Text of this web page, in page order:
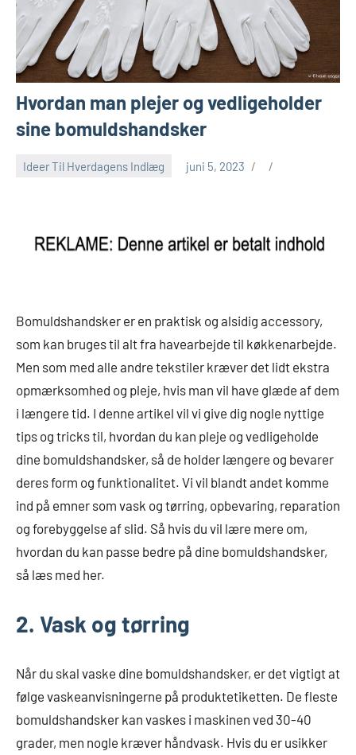
Hvordan man plejer og vedligeholder
sine bomuldshandsker
Ideer Til Hverdagens Indlæg juni 5, 2023
Bomuldshandsker er en praktisk og alsidig accessory,
som kan bruges til alt fra havearbejde til køkkenarbejde.
Men som med alle andre tekstiler kræver det lidt ekstra
opmærksomhed og pleje, hvis man vil have glæde af dem
i længere tid. I denne artikel vil vi give dig nogle nyttige
tips og tricks til, hvordan du kan pleje og vedligeholde
dine bomuldshandsker, så de holder længere og bevarer
deres form og funktionalitet. Vi vil blandt andet komme
ind på emner som vask og tørring, opbevaring, reparation
og forebyggelse af slid. Så hvis du vil lære mere om,
hvordan du kan passe bedre på dine bomuldshandsker,
så læs med her.
2. Vask og tørring
Når du skal vaske dine bomuldshandsker, er det vigtigt at
følge vaskeanvisningerne på produktetiketten. De fleste
bomuldshandsker kan vaskes i maskinen ved 30-40
grader, men nogle kræver håndvask. Hvis du er usikker